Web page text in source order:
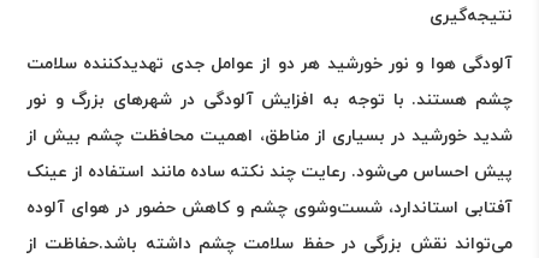
نتیجه‌گیری
آلودگی هوا و نور خورشید هر دو از عوامل جدی تهدیدکننده سلامت
چشم هستند. با توجه به افزایش آلودگی در شهرهای بزرگ و نور
شدید خورشید در بسیاری از مناطق، اهمیت محافظت چشم بیش از
پیش احساس می‌شود. رعایت چند نکته ساده مانند استفاده از عینک
آفتابی استاندارد، شست‌وشوی چشم و کاهش حضور در هوای آلوده
می‌تواند نقش بزرگی در حفظ سلامت چشم داشته باشد.حفاظت از